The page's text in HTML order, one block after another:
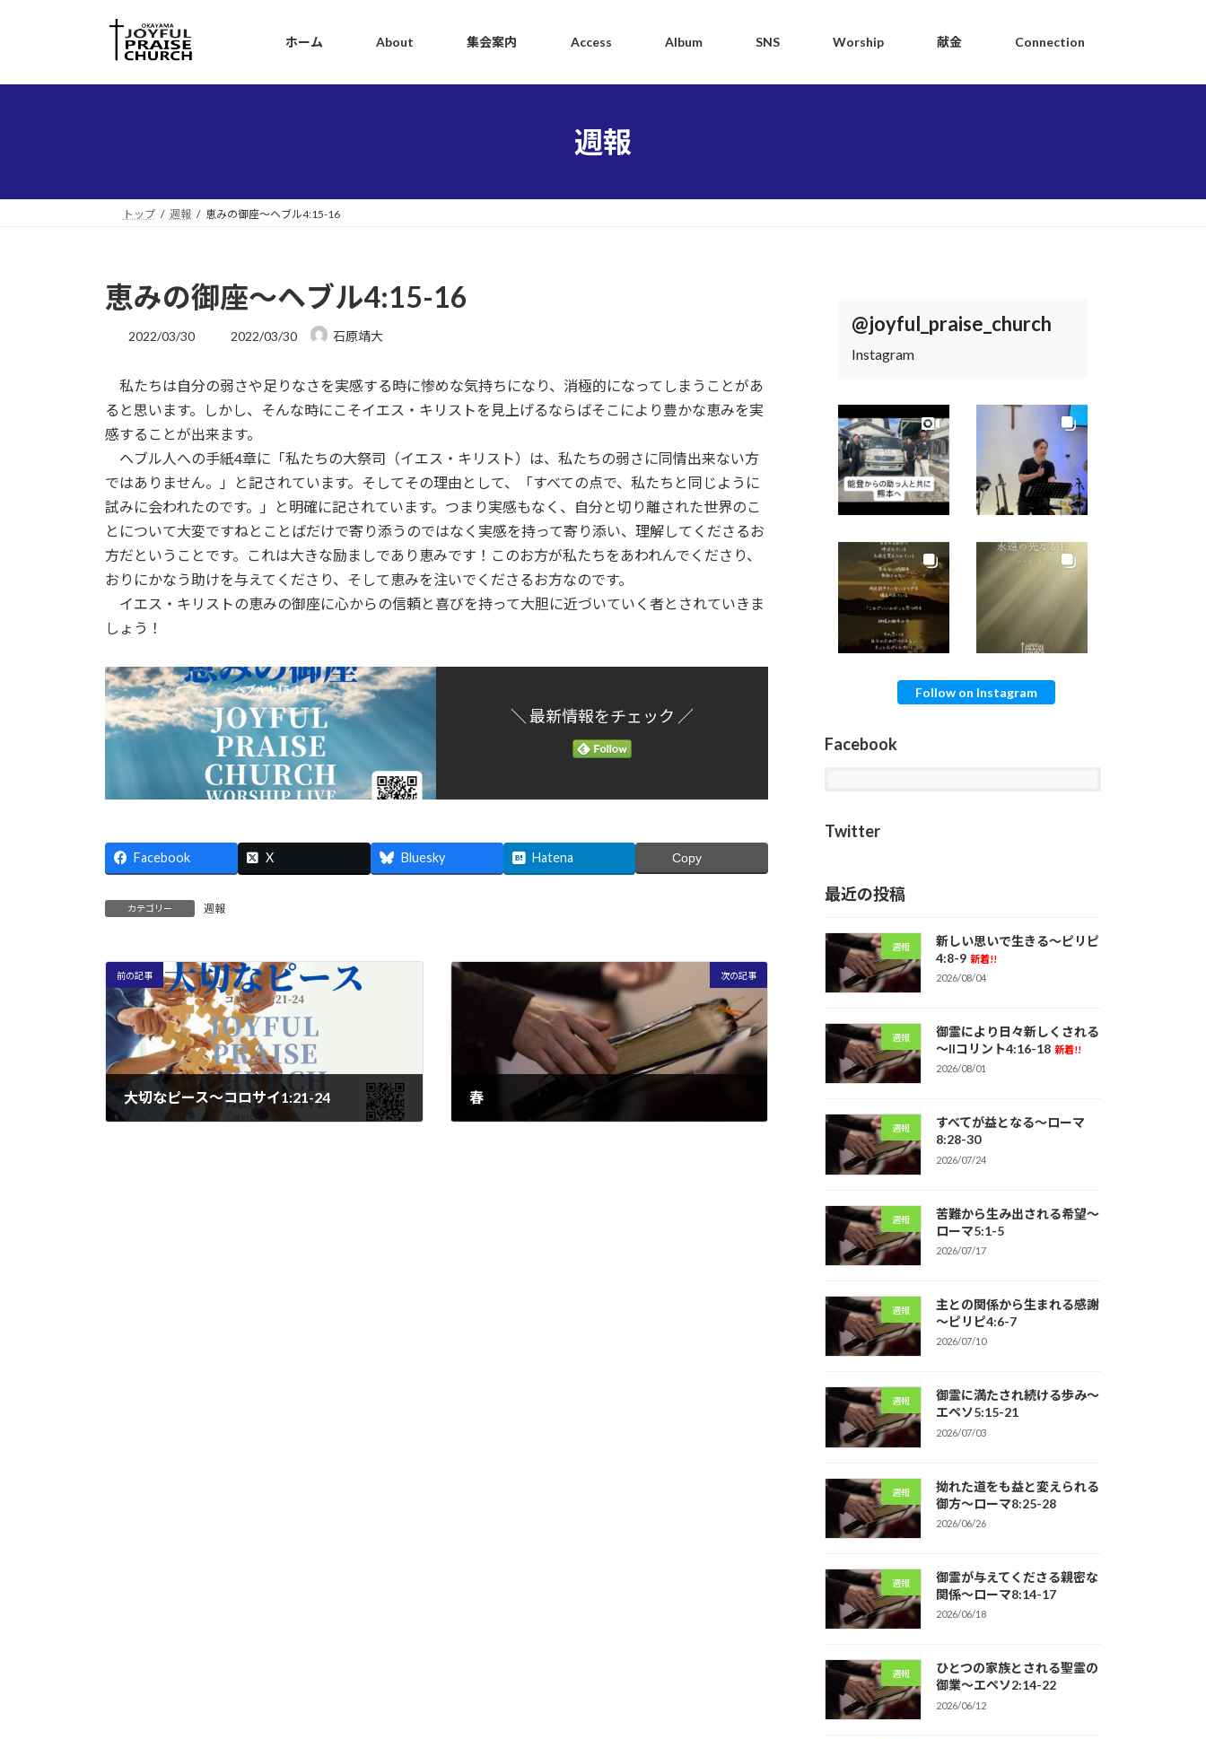
プ
動
ホーム About 集会案内 Access Album SNS Worship 献金 Connection
週報
トップ 週報 恵みの御座～ヘブル4:15-16
恵みの御座～ヘブル4:15-16
2022/03/30
最
新
日
:
2022/03/30 石原靖大
私たちは自分の弱さや足りなさを実感する時に惨めな気持ちになり、消極的になってしまうことがあ
ると思います。しかし、そんな時にこそイエス・キリストを見上げるならばそこにより豊かな恵みを実
感することが出来ます。
ヘブル人への手紙4章に「私たちの大祭司（イエス・キリスト）は、私たちの弱さに同情出来ない方
ではありません。」と記されています。そしてその理由として、「すべての点で、私たちと同じように
試みに会われたのです。」と明確に記されています。つまり実感もなく、自分と切り離された世界のこ
とについて大変ですねとことばだけで寄り添うのではなく実感を持って寄り添い、理解してくださるお
方だということです。これは大きな励ましであり恵みです！このお方が私たちをあわれんでくださり、
おりにかなう助けを与えてくださり、そして恵みを注いでくださるお方なのです。
イエス・キリストの恵みの御座に心からの信頼と喜びを持って大胆に近づいていく者とされていきま
しょう！
＼ 最新情報をチェック ／
Facebook X Bluesky Hatena Copy
カテゴリー 週報
前の記事
大切なピース～コロサイ1:21-24
次の記事
春
@joyful_praise_church
Instagram
Follow on Instagram
Facebook
Twitter
最近の投稿
週報
新しい思いで生きる～ピリピ
4:8-9 新着!!
2026/08/04
週報
御霊により日々新しくされる
～IIコリント4:16-18 新着!!
2026/08/01
週報
すべてが益となる～ローマ
8:28-30
2026/07/24
週報
苦難から生み出される希望～
ローマ5:1-5
2026/07/17
週報
主との関係から生まれる感謝
～ピリピ4:6-7
2026/07/10
週報
御霊に満たされ続ける歩み～
エペソ5:15-21
2026/07/03
週報
拗れた道をも益と変えられる
御方～ローマ8:25-28
2026/06/26
週報
御霊が与えてくださる親密な
関係～ローマ8:14-17
2026/06/18
週報
ひとつの家族とされる聖霊の
御業～エペソ2:14-22
2026/06/12